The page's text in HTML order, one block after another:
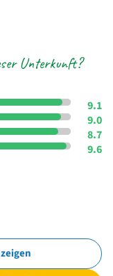
Unterkunft?
9.1
9.0
8.7
9.6